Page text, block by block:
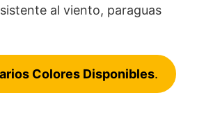
al viento, paraguas
Colores Disponibles.